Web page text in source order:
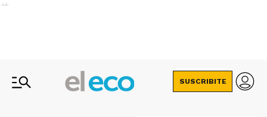
Ads
SUSCRIBITE